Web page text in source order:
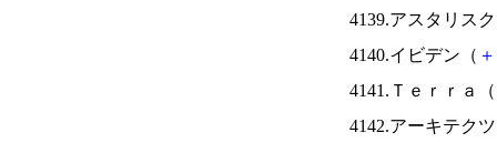
4139.アスタリス
4140.イビデン（ ＋
4141.Ｔｅｒｒａ（
4142.アーキテク